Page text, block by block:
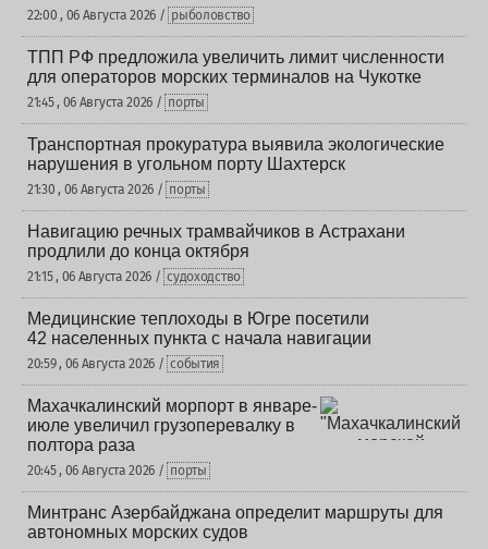
22:00 , 06 Августа 2026 / рыболовство
ТПП РФ предложила увеличить лимит численности
для операторов морских терминалов на Чукотке
21:45 , 06 Августа 2026 / порты
Транспортная прокуратура выявила экологические
нарушения в угольном порту Шахтерск
21:30 , 06 Августа 2026 / порты
Навигацию речных трамвайчиков в Астрахани
продлили до конца октября
21:15 , 06 Августа 2026 / судоходство
Медицинские теплоходы в Югре посетили
42 населенных пункта с начала навигации
20:59 , 06 Августа 2026 / события
Махачкалинский морпорт в январе-
июле увеличил грузоперевалку в
полтора раза
20:45 , 06 Августа 2026 / порты
Минтранс Азербайджана определит маршруты для
автономных морских судов